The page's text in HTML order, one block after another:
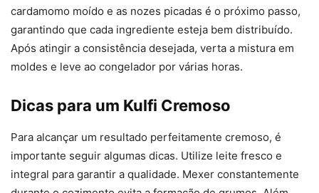
cardamomo moído e as nozes picadas é o próximo passo,
garantindo que cada ingrediente esteja bem distribuído.
Após atingir a consistência desejada, verta a mistura em
moldes e leve ao congelador por várias horas.
Dicas para um Kulfi Cremoso
Para alcançar um resultado perfeitamente cremoso, é
importante seguir algumas dicas. Utilize leite fresco e
integral para garantir a qualidade. Mexer constantemente